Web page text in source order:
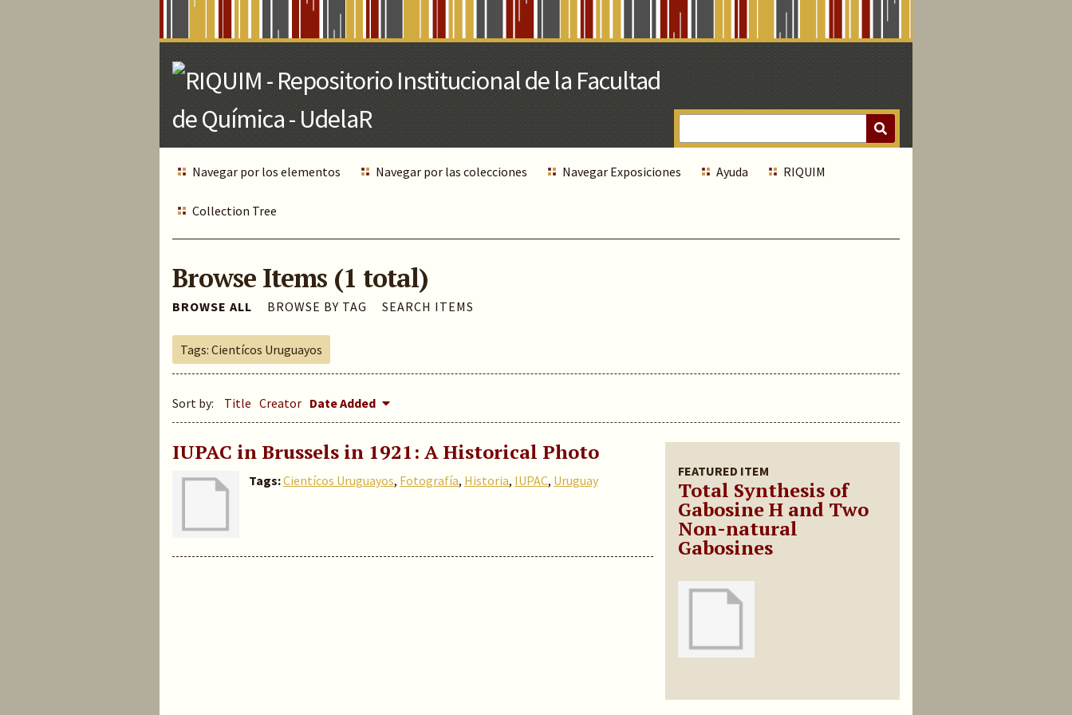
Navegar por los elementos Navegar por las colecciones Navegar Exposiciones Ayuda RIQUIM
Collection Tree
Browse Items (1 total)
BROWSE ALL BROWSE BY TAG SEARCH ITEMS
Tags: Cientícos Uruguayos
Sort by: Title Creator Date Added
FEATURED ITEM
Total Synthesis of
Gabosine H and Two
Non-natural
Gabosines
IUPAC in Brussels in 1921: A Historical Photo
Tags:Cientícos Uruguayos, Fotografía, Historia, IUPAC, Uruguay